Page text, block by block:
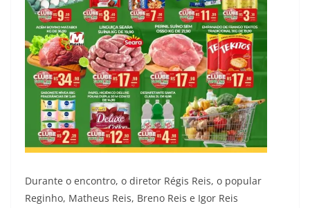
Durante o encontro, o diretor Régis Reis, o popular
Reginho, Matheus Reis, Breno Reis e Igor Reis